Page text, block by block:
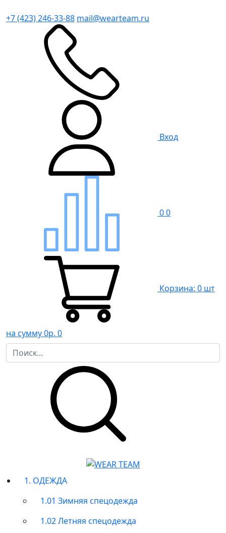
+7 (423) 246-33-88 mail@wearteam.ru
Вход
00
Корзина: 0 шт
на сумму 0р. 0
1. ОДЕЖДА
1.01 Зимняя спецодежда
1.02 Летняя спецодежда